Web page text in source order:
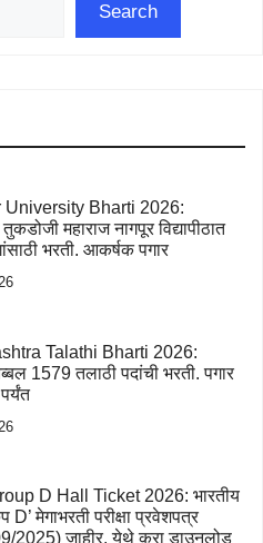
Search
University Bharti 2026:
महाराज नागपूर विद्यापीठात
भरती. आकर्षक पगार
Talathi Bharti 2026:
1579 तलाठी पदांची भरती. पगार
D Hall Ticket 2026: भारतीय
D’ मेगाभरती परीक्षा प्रवेशपत्र
2025) जाहीर. येथे करा डाउनलोड